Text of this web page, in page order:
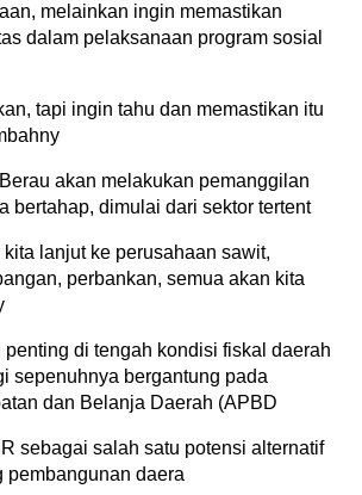
melainkan ingin memastikan
dalam pelaksanaan program sosial
tapi ingin tahu dan memastikan itu
akan melakukan pemanggilan
bertahap, dimulai dari sektor tertent
kita lanjut ke perusahaan sawit,
perbankan, semua akan kita
di tengah kondisi fiskal daerah
sepenuhnya bergantung pada
dan Belanja Daerah (APBD
sebagai salah satu potensi alternatif
pembangunan daera